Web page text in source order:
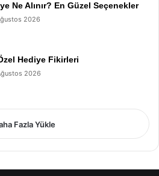
Ne Alınır? En Güzel Seçenekler
2026
Hediye Fikirleri
2026
Fazla Yükle